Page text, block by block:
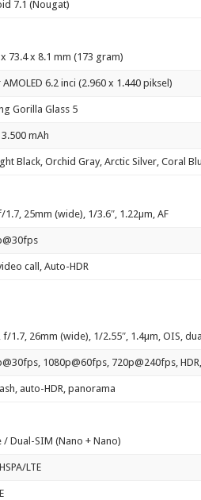
7.1 (Nougat)
73.4 x 8.1 mm (173 gram)
AMOLED 6.2 inci (2.960 x 1.440 piksel)
Gorilla Glass 5
mAh
Black, Orchid Gray, Arctic Silver, Coral
1.7, 25mm (wide), 1/3.6″, 1.22µm, AF
call, Auto-HDR
f/1.7, 26mm (wide), 1/2.55″, 1.4µm, OIS,
1080p@60fps, 720p@240fps,
auto-HDR, panorama
/ Dual-SIM (Nano + Nano)
LTE